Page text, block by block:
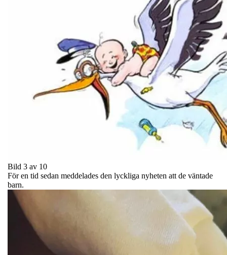
Bild 3 av 10
För en tid sedan meddelades den lyckliga nyheten att de väntade
barn.